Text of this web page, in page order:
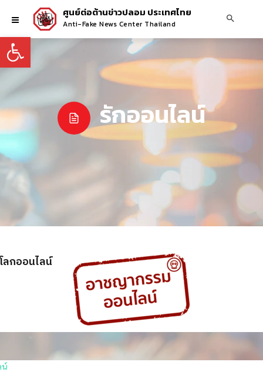
Open toolbar
ศูนย์ต่อต้านข่าวปลอม ประเทศไทย
Anti-Fake News Center Thailand
รักออนไลน์
ลกออนไลน์